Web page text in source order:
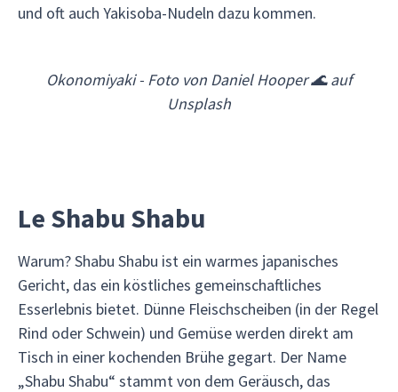
und oft auch Yakisoba-Nudeln dazu kommen.
Okonomiyaki - Foto von Daniel Hooper 🌊 auf
Unsplash
Le Shabu Shabu
Warum? Shabu Shabu ist ein warmes japanisches
Gericht, das ein köstliches gemeinschaftliches
Esserlebnis bietet. Dünne Fleischscheiben (in der Regel
Rind oder Schwein) und Gemüse werden direkt am
Tisch in einer kochenden Brühe gegart. Der Name
„Shabu Shabu“ stammt von dem Geräusch, das